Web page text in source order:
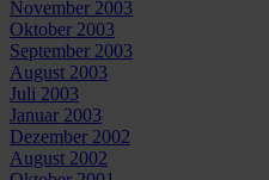
November 2003
Oktober 2003
September 2003
August 2003
Juli 2003
Januar 2003
Dezember 2002
August 2002